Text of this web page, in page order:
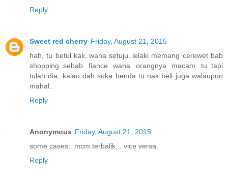
Reply
Sweet red cherry Friday, August 21, 2015
hah, tu betul kak..wana setuju..lelaki memang cerewet bab
shopping..sebab fiance wana orangnya macam tu..tapi
tulah dia, kalau dah suka benda tu nak beli juga walaupun
mahal..
Reply
Anonymous Friday, August 21, 2015
some cases.. mcm terbalik... vice versa
Reply